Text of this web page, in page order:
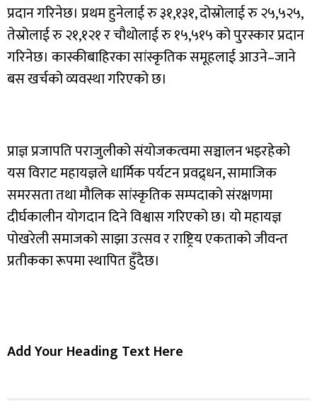
प्रदान गरिनेछ। प्रथम हुनेलाई रु ३१,१३१, दोस्रोलाई रु २५,५२५,
तेस्रोलाई रु २१,१२१ र चौथोलाई रु १५,५१५ को पुरस्कार प्रदान
गरिनेछ। कास्कीबाहिरका सांस्कृतिक समूहलाई आउने–जाने
बस खर्चको व्यवस्था गरिएको छ।
प्राज्ञ प्रजापति पराजुलीको संयोजकत्वमा सञ्चालन भइरहेको
यस विराट महायज्ञले धार्मिक पर्यटन प्रवद्र्धन, सामाजिक
समरसता तथा मौलिक सांस्कृतिक सम्पदाको संरक्षणमा
दीर्घकालीन योगदान दिने विश्वास गरिएको छ। यो महायज्ञ
पोखरेली समाजको साझा उत्सव र राष्ट्रिय एकताको जीवन्त
प्रतीकका रूपमा स्थापित हुँदैछ।
Add Your Heading Text Here